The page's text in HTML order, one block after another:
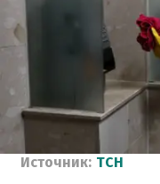
Источник: ТСН